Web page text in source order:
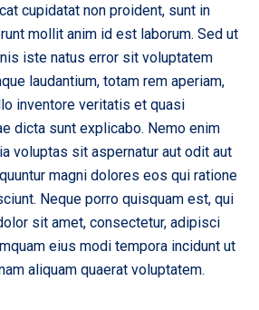
cupidatat non proident, sunt in
mollit anim id est laborum. Sed ut
iste natus error sit voluptatem
laudantium, totam rem aperiam,
inventore veritatis et quasi
dicta sunt explicabo. Nemo enim
voluptas sit aspernatur aut odit aut
magni dolores eos qui ratione
Neque porro quisquam est, qui
sit amet, consectetur, adipisci
eius modi tempora incidunt ut
aliquam quaerat voluptatem.